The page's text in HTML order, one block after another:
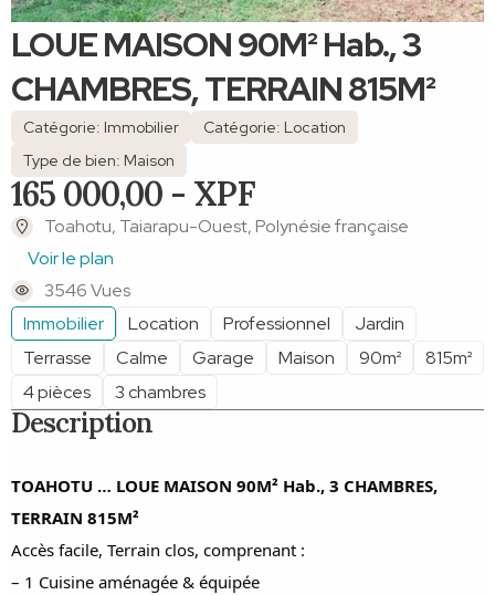
LOUE MAISON 90M² Hab., 3
CHAMBRES, TERRAIN 815M²
Catégorie: Immobilier
Catégorie: Location
Type de bien: Maison
165 000,00 - XPF
Toahotu, Taiarapu-Ouest, Polynésie française
Voir le plan
3546 Vues
Immobilier
Location Professionnel
Jardin
Terrasse
Calme Garage Maison 90m²
815m²
4 pièces
3 chambres
Description
TOAHOTU … LOUE MAISON 90M² Hab., 3 CHAMBRES,
TERRAIN 815M²
Accès facile, Terrain clos, comprenant :
– 1 Cuisine aménagée & équipée